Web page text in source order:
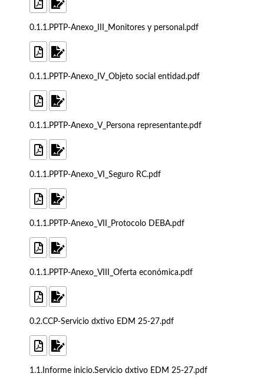
0.1.1.PPTP-Anexo_III_Monitores y personal.pdf
0.1.1.PPTP-Anexo_IV_Objeto social entidad.pdf
0.1.1.PPTP-Anexo_V_Persona representante.pdf
0.1.1.PPTP-Anexo_VI_Seguro RC.pdf
0.1.1.PPTP-Anexo_VII_Protocolo DEBA.pdf
0.1.1.PPTP-Anexo_VIII_Oferta económica.pdf
0.2.CCP-Servicio dxtivo EDM 25-27.pdf
1.1.Informe inicio.Servicio dxtivo EDM 25-27.pdf